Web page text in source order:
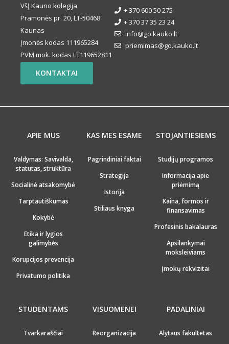
VšĮ Kauno kolegija
Pramonės pr. 20, LT-50468
Kaunas
Įmonės kodas 111965284
PVM mok. kodas LT119652811
+ 370 600 50 275
+ 370 37 35 23 24
info@go.kauko.lt
priemimas@go.kauko.lt
KONTAKTAI
APIE MUS
Valdymas: Savivalda,
statutas, struktūra
Socialinė atsakomybė
Tarptautiškumas
Kokybė
Etika ir lygios
galimybės
Korupcijos prevencija
Privatumo politika
KAS MES ESAME
Pagrindiniai faktai
Strategija
Istorija
Stiliaus knyga
STOJANTIESIEMS
Studijų programos
Informacija apie
priėmimą
Kaina, formos ir
finansavimas
Profesinis bakalauras
Apsilankymai
moksleiviams
Įmokų rekvizitai
STUDENTAMS
Tvarkaraščiai
VISUOMENEI
Reorganizacija
PADALINIAI
Alytaus fakultetas